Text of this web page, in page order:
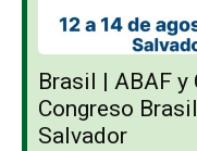
Brasil | ABAF y
Congreso
Salvador